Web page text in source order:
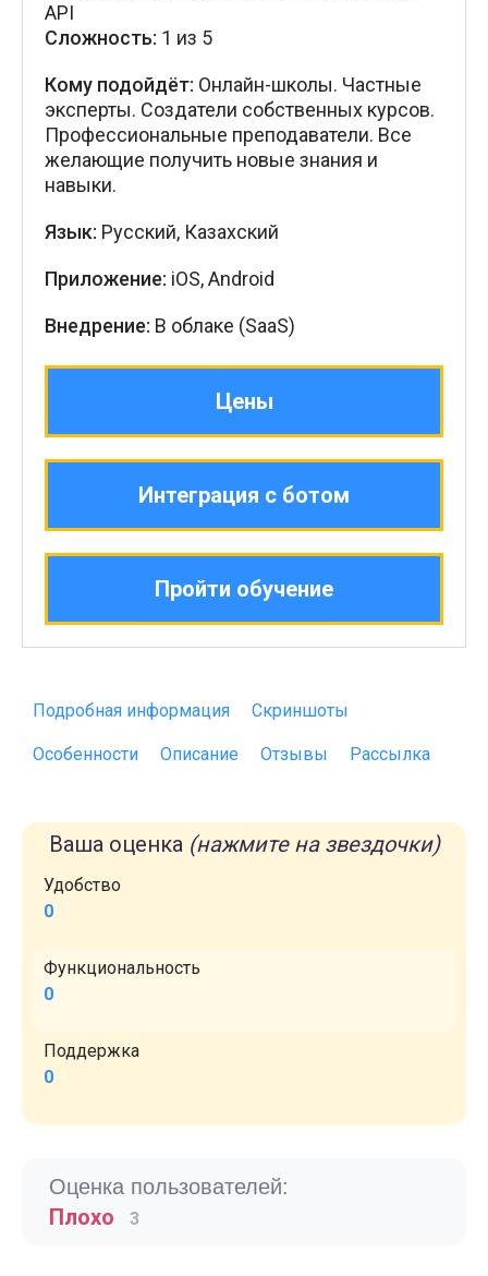
API
Сложность: 1 из 5
Кому подойдёт: Онлайн-школы. Частные
эксперты. Создатели собственных курсов.
Профессиональные преподаватели. Все
желающие получить новые знания и
навыки.
Язык: Русский, Казахский
Приложение: iOS, Android
Внедрение: В облаке (SaaS)
Цены
Интеграция с ботом
Пройти обучение
Подробная информация Скриншоты
Особенности Описание Отзывы Рассылка
Ваша оценка (нажмите на звездочки)
Удобство
0
Функциональность
0
Поддержка
0
Оценка пользователей:
Плохо 3